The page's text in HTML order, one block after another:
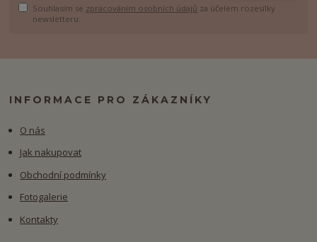
Souhlasím se zpracováním osobních údajů za účelem rozesílky
newsletteru.
INFORMACE PRO ZÁKAZNÍKY
O nás
Jak nakupovat
Obchodní podmínky
Fotogalerie
Kontakty